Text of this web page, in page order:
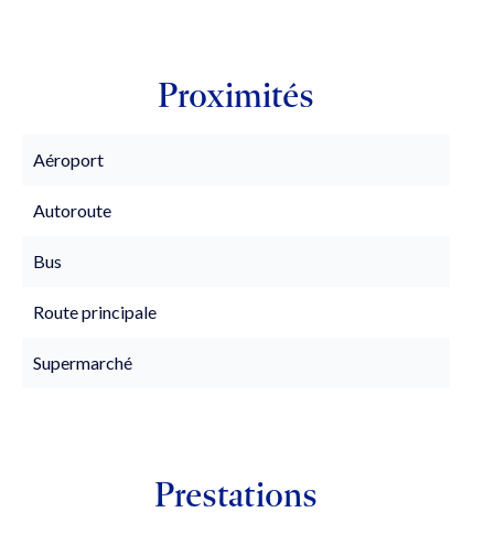
Proximités
Aéroport
Autoroute
Bus
Route principale
Supermarché
Prestations